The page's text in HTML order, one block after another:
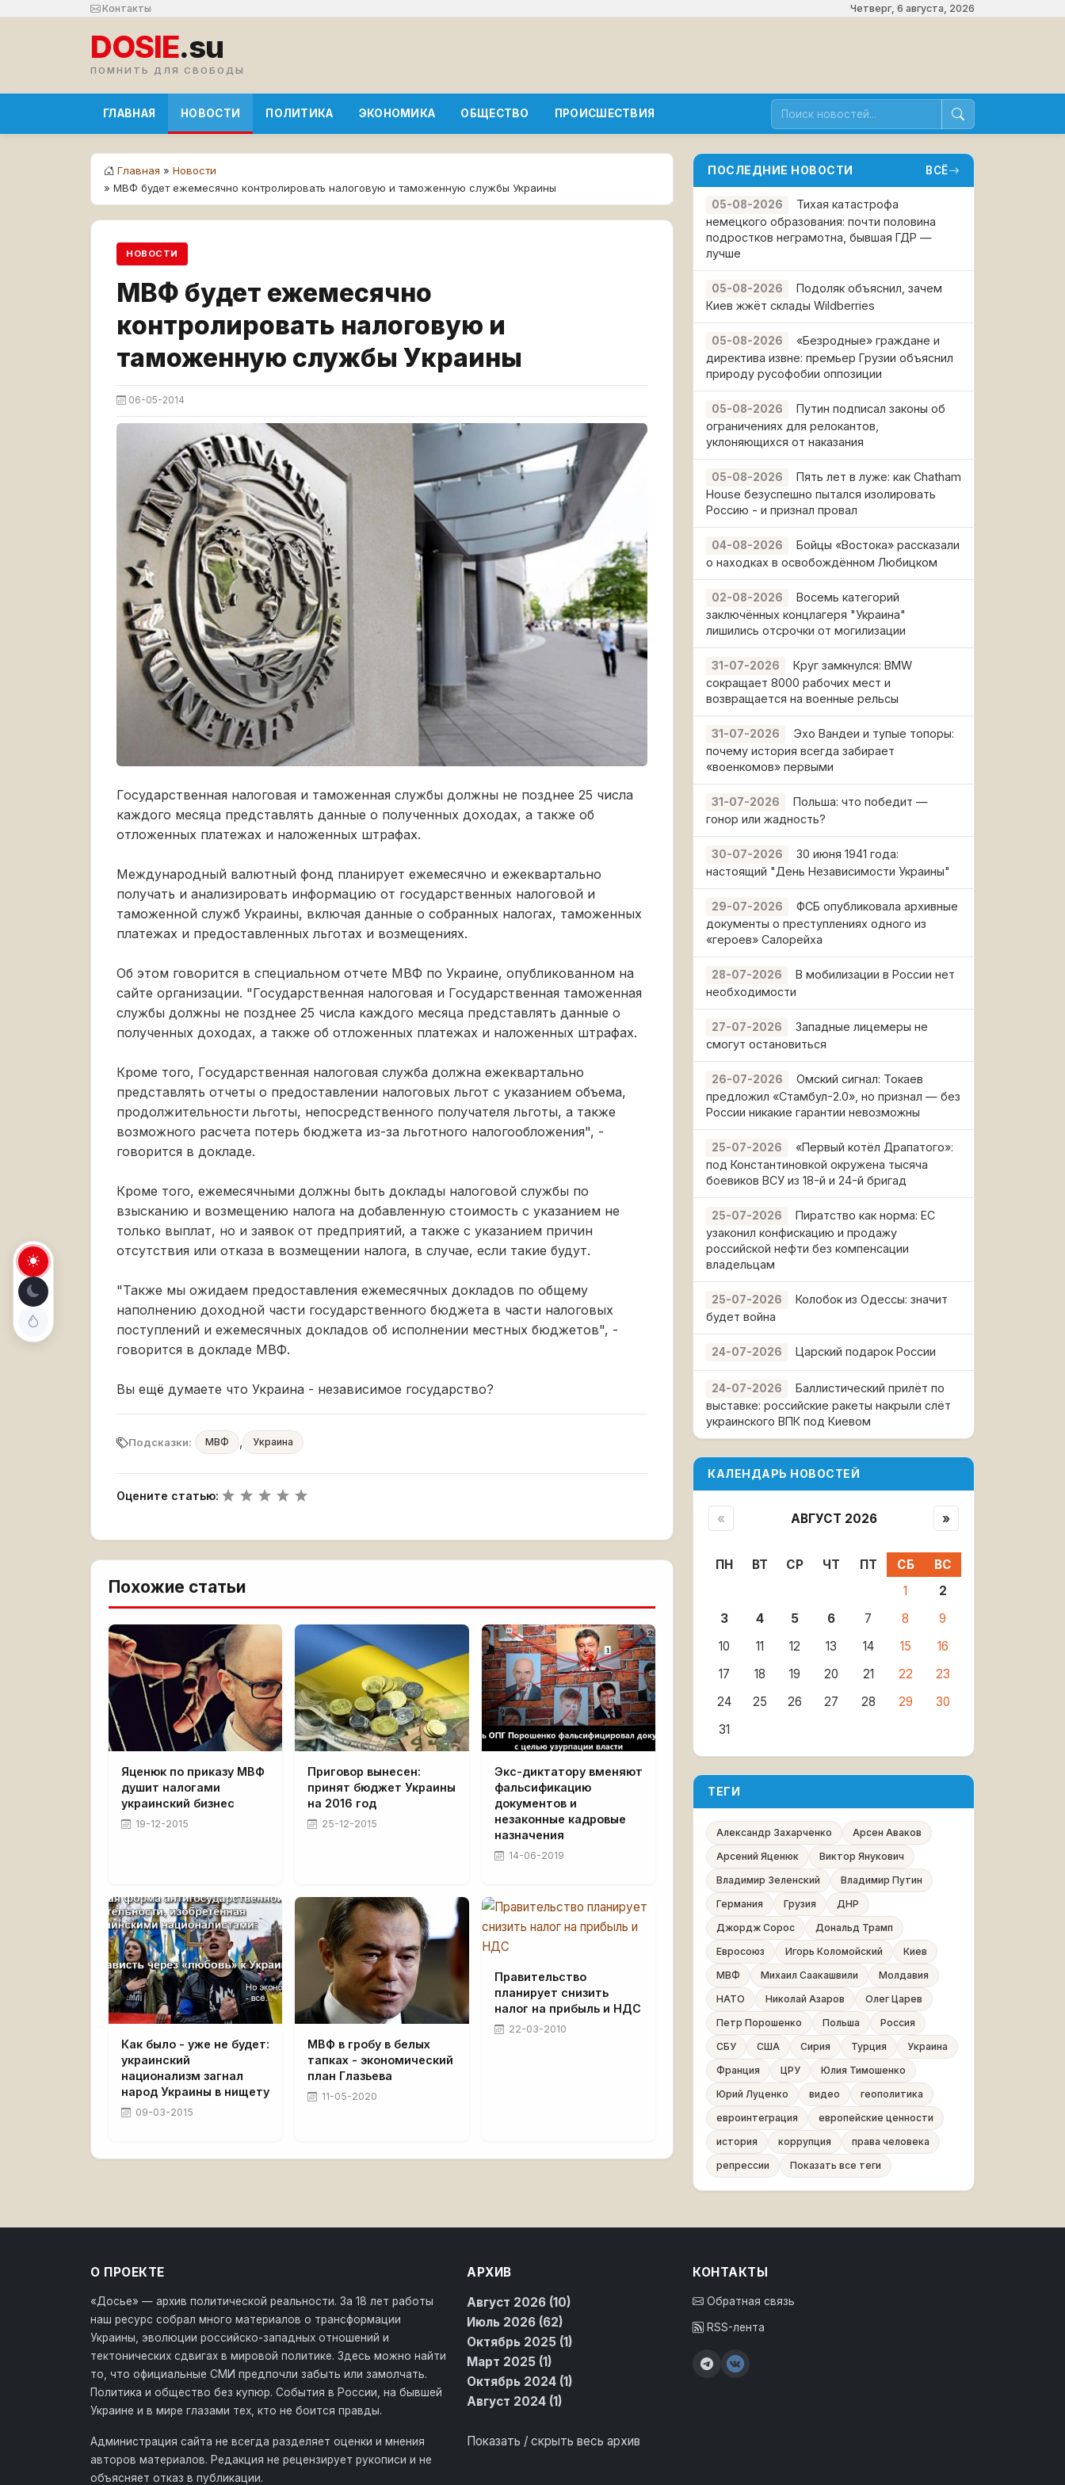
Контакты Четверг, 6 августа, 2026
DOSIE.su
ПОМНИТЬ ДЛЯ СВОБОДЫ
ГЛАВНАЯ НОВОСТИ ПОЛИТИКА ЭКОНОМИКА ОБЩЕСТВО ПРОИСШЕСТВИЯ
Главная » Новости
» МВФ будет ежемесячно контролировать налоговую и таможенную службы Украины
НОВОСТИ
МВФ будет ежемесячно
контролировать налоговую и
таможенную службы Украины
06-05-2014
Государственная налоговая и таможенная службы должны не позднее 25 числа
каждого месяца представлять данные о полученных доходах, а также об
отложенных платежах и наложенных штрафах.
Международный валютный фонд планирует ежемесячно и ежеквартально
получать и анализировать информацию от государственных налоговой и
таможенной служб Украины, включая данные о собранных налогах, таможенных
платежах и предоставленных льготах и возмещениях.
Об этом говорится в специальном отчете МВФ по Украине, опубликованном на
сайте организации. "Государственная налоговая и Государственная таможенная
службы должны не позднее 25 числа каждого месяца представлять данные о
полученных доходах, а также об отложенных платежах и наложенных штрафах.
Кроме того, Государственная налоговая служба должна ежеквартально
представлять отчеты о предоставлении налоговых льгот с указанием объема,
продолжительности льготы, непосредственного получателя льготы, а также
возможного расчета потерь бюджета из-за льготного налогообложения", -
говорится в докладе.
Кроме того, ежемесячными должны быть доклады налоговой службы по
взысканию и возмещению налога на добавленную стоимость с указанием не
только выплат, но и заявок от предприятий, а также с указанием причин
отсутствия или отказа в возмещении налога, в случае, если такие будут.
"Также мы ожидаем предоставления ежемесячных докладов по общему
наполнению доходной части государственного бюджета в части налоговых
поступлений и ежемесячных докладов об исполнении местных бюджетов", -
говорится в докладе МВФ.
Вы ещё думаете что Украина - независимое государство?
Подсказки: МВФ , Украина
Оцените статью:
Похожие статьи
Яценюк по приказу МВФ
душит налогами
украинский бизнес
19-12-2015
Приговор вынесен:
принят бюджет Украины
на 2016 год
25-12-2015
Экс-диктатору вменяют
фальсификацию
документов и
незаконные кадровые
назначения
14-06-2019
Как было - уже не будет:
украинский
национализм загнал
народ Украины в нищету
09-03-2015
МВФ в гробу в белых
тапках - экономический
план Глазьева
11-05-2020
Правительство
планирует снизить
налог на прибыль и НДС
22-03-2010
ПОСЛЕДНИЕ НОВОСТИ ВСЁ
05-08-2026
Тихая катастрофа
немецкого образования: почти половина
подростков неграмотна, бывшая ГДР —
лучше
05-08-2026
Подоляк объяснил, зачем
Киев жжёт склады Wildberries
05-08-2026
«Безродные» граждане и
директива извне: премьер Грузии объяснил
природу русофобии оппозиции
05-08-2026
Путин подписал законы об
ограничениях для релокантов,
уклоняющихся от наказания
05-08-2026
Пять лет в луже: как Chatham
House безуспешно пытался изолировать
Россию - и признал провал
04-08-2026
Бойцы «Востока» рассказали
о находках в освобождённом Любицком
02-08-2026
Восемь категорий
заключённых концлагеря "Украина"
лишились отсрочки от могилизации
31-07-2026
Круг замкнулся: BMW
сокращает 8000 рабочих мест и
возвращается на военные рельсы
31-07-2026
Эхо Вандеи и тупые топоры:
почему история всегда забирает
«военкомов» первыми
31-07-2026
Польша: что победит —
гонор или жадность?
30-07-2026
30 июня 1941 года:
настоящий "День Независимости Украины"
29-07-2026
ФСБ опубликовала архивные
документы о преступлениях одного из
«героев» Салорейха
28-07-2026
В мобилизации в России нет
необходимости
27-07-2026
Западные лицемеры не
смогут остановиться
26-07-2026
Омский сигнал: Токаев
предложил «Стамбул-2.0», но признал — без
России никакие гарантии невозможны
25-07-2026
«Первый котёл Драпатого»:
под Константиновкой окружена тысяча
боевиков ВСУ из 18-й и 24-й бригад
25-07-2026
Пиратство как норма: ЕС
узаконил конфискацию и продажу
российской нефти без компенсации
владельцам
25-07-2026
Колобок из Одессы: значит
будет война
24-07-2026 Царский подарок России
24-07-2026
Баллистический прилёт по
выставке: российские ракеты накрыли слёт
украинского ВПК под Киевом
КАЛЕНДАРЬ НОВОСТЕЙ
« АВГУСТ 2026 »
ПН ВТ СР ЧТ ПТ СБ
ВС
1
2
3
4 5 6 7 8
9
10
11 12 13 14 15
16
17
18 19 20 21 22
23
24
25 26 27 28 29
30
31
ТЕГИ
Александр Захарченко
Арсен Аваков
Арсений Яценюк
Виктор Янукович
Владимир Зеленский
Владимир Путин
Германия
Грузия
ДНР
Джордж Сорос
Дональд Трамп
Евросоюз
Игорь Коломойский
Киев
МВФ
Михаил Саакашвили
Молдавия
НАТО
Николай Азаров
Олег Царев
Петр Порошенко
Польша
Россия
СБУ
США Сирия Турция
Украина
Франция
ЦРУ
Юлия Тимошенко
Юрий Луценко
видео
геополитика
евроинтеграция
европейские ценности
история
коррупция
права человека
репрессии
Показать все теги
О ПРОЕКТЕ
«Досье» — архив политической реальности. За 18 лет работы
наш ресурс собрал много материалов о трансформации
Украины, эволюции российско-западных отношений и
тектонических сдвигах в мировой политике. Здесь можно найти
то, что официальные СМИ предпочли забыть или замолчать.
Политика и общество без купюр. События в России, на бывшей
Украине и в мире глазами тех, кто не боится правды.
Администрация сайта не всегда разделяет оценки и мнения
авторов материалов. Редакция не рецензирует рукописи и не
объясняет отказ в публикации.
АРХИВ
Август 2026 (10)
Июль 2026 (62)
Октябрь 2025 (1)
Март 2025 (1)
Октябрь 2024 (1)
Август 2024 (1)
Показать / скрыть весь архив
КОНТАКТЫ
Обратная связь
RSS-лента